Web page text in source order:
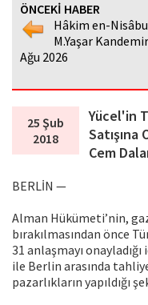
ÖNCEKİ HABER
Hâkim en-
M.Yaşar
Ağu 2026
25 Şub
2018
Yücel'in
Satışına
Cem
BERLİN —
Alman Hükümeti’nin,
bırakılmasından önce
31 anlaşmayı
ile Berlin arasında
pazarlıkların yapıldığı